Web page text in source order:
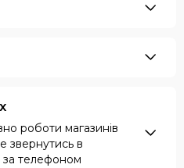
роботи магазинів
звернутись в
за телефоном